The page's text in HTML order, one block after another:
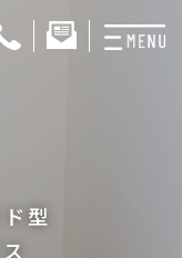
お料理代行
型